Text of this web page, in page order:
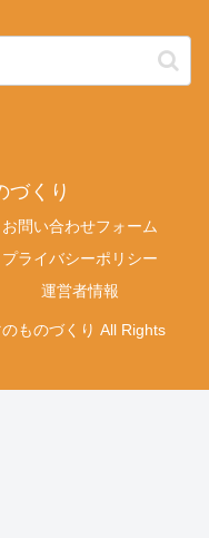
づくり
お問い合わせフォーム
プライバシーポリシー
運営者情報
ものづくり All Rights